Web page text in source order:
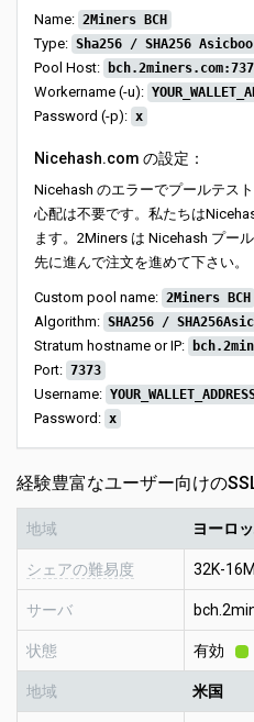
Name: 2Miners BCH
Type: Sha256 / SHA256
Pool Host:
Workername (-u):
Password (-p): x
Nicehash.com の設定：
Nicehash のエラーでプールテス
心配は不要です。私たちは
ます。2Miners は Nicehash プー
先に進んで注文を進めて下さい。
Custom pool name: 2Miners BCH
Algorithm: SHA256 /
Stratum hostname or IP:
Port: 7373
Username:
Password: x
経験豊富なユーザー向けの
地域 ヨーロ
シェアの難易度 32K-16M
サーバ
状態 有効
地域 米国